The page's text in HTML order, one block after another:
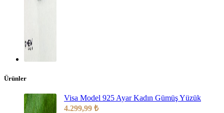
Ürünler
Visa Model 925 Ayar Kadın Gümüş Yüzük
4.299,99 ₺